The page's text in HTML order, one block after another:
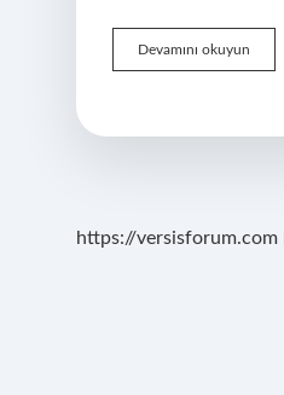
Devamını okuyun
Hala
https://versisforum.com